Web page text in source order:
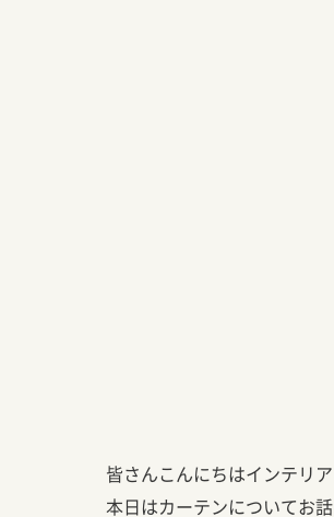
皆さんこんにちはインテリ
本日はカーテンについてお